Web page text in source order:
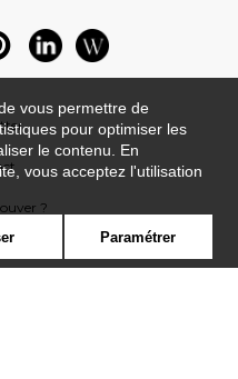
?
vous permettre de
pour optimiser les
le contenu. En
vous acceptez l'utilisation
Paramétrer